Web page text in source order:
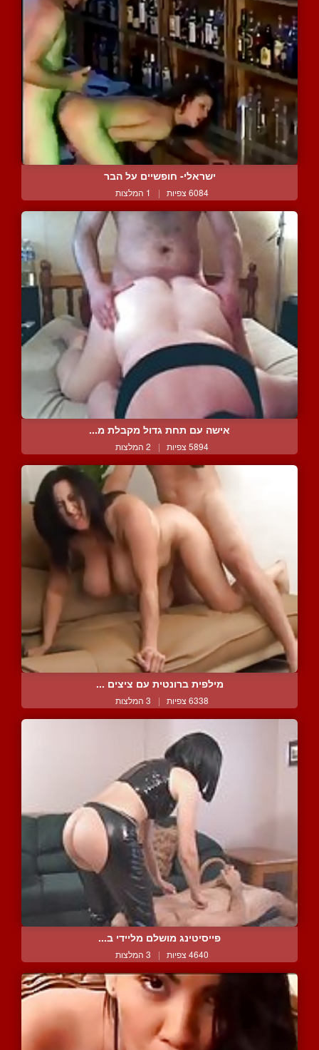
ישראלי- חופשיים על הבר
6084 צפיות | 1 המלצות
אישה עם תחת גדול מקבלת מ...
5894 צפיות | 2 המלצות
מילפית ברונטית עם ציצים ...
6338 צפיות | 3 המלצות
פייסיטינג מושלם מליידי ב...
4640 צפיות | 3 המלצות